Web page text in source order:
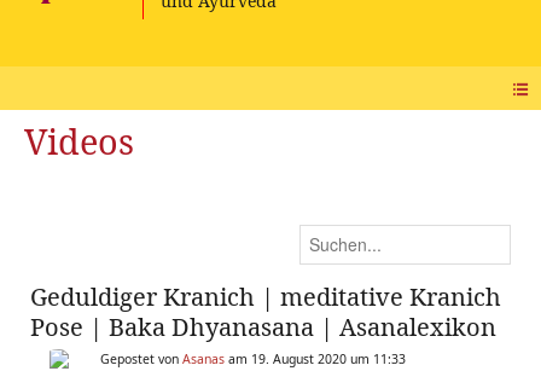
Videos
Geduldiger Kranich | meditative Kranich
Pose | Baka Dhyanasana | Asanalexikon
Gepostet von Asanas am 19. August 2020 um 11:33